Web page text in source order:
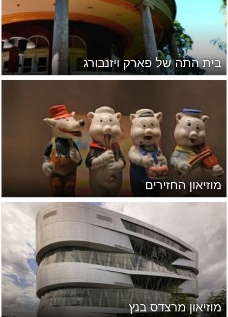
בית התה של פארק ויזנבורג
מוזיאון החזירים
מוזיאון מרצדס בנץ